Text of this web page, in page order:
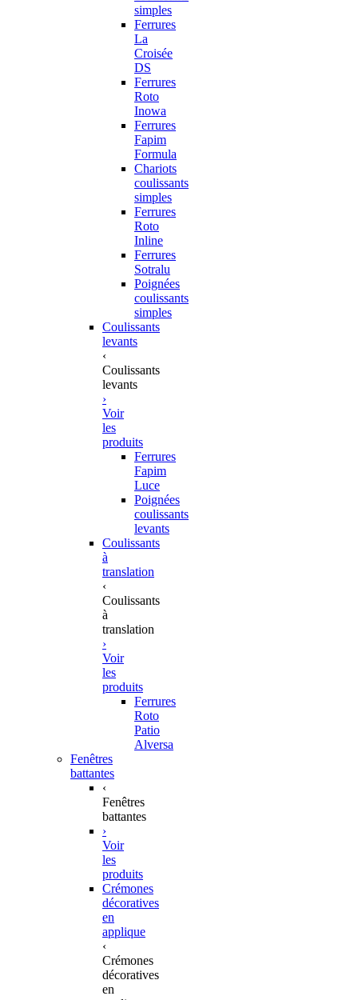
simples
Ferrures
La
Croisée
DS
Ferrures
Roto
Inowa
Ferrures
Fapim
Formula
Chariots
coulissants
simples
Ferrures
Roto
Inline
Ferrures
Sotralu
Poignées
coulissants
simples
Coulissants
levants
‹
Coulissants
levants
›
Voir
les
produits
Ferrures
Fapim
Luce
Poignées
coulissants
levants
Coulissants
à
translation
‹
Coulissants
à
translation
›
Voir
les
produits
Ferrures
Roto
Patio
Alversa
Fenêtres
battantes
‹
Fenêtres
battantes
›
Voir
les
produits
Crémones
décoratives
en
applique
‹
Crémones
décoratives
en